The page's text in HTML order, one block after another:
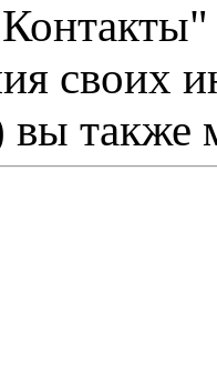
своих
вы также